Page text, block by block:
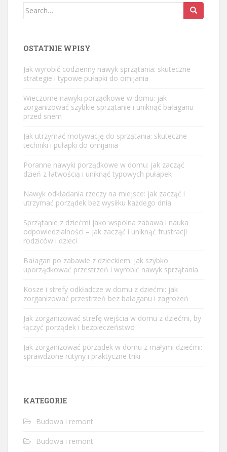
Search
OSTATNIE WPISY
Jak wyrobić codzienny nawyk sprzątania: skuteczne
strategie i typowe pułapki do omijania
Wieczorne nawyki porządkowe w domu: jak
zorganizować szybkie sprzątanie i uniknąć bałaganu
przed snem
Jak utrzymać motywację do sprzątania: skuteczne
techniki i pułapki do omijania
Poranne nawyki porządkowe w domu: jak zacząć
dzień z łatwością i uniknąć typowych pułapek
Nawyk odkładania rzeczy na miejsce: jak zacząć i
utrzymać porządek bez wysiłku każdego dnia
Sprzątanie z dziećmi jako wspólna zabawa i nauka
odpowiedzialności – jak zacząć i uniknąć frustracji
rodziców i dzieci
Bałagan po zabawie z dzieckiem: jak szybko
uporządkować przestrzeń i wyrobić nawyk sprzątania
Kosze i strefy odkładcze w domu z dziećmi: jak
zorganizować przestrzeń bez bałaganu i zagrożeń
Jak zorganizować strefę wejścia w domu z dziećmi, by
łączyć porządek i bezpieczeństwo
Jak zorganizować porządek w domu z małymi dziećmi:
sprawdzone rutyny i praktyczne triki
KATEGORIE
Budowa i remont
Budowa i remont